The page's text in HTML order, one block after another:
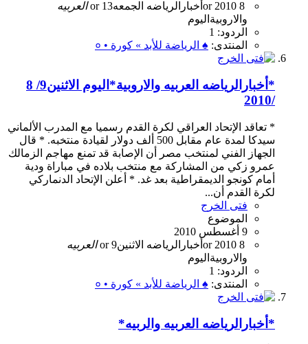
8
or 2010 أخبارالرياضه الجمعه13 or
العربيه
والاروبيةاليوم
الردود: 1
المنتدى: ♠ الرياضة للأبد » كورة • ०
*أخبارالرياضه العربيه والاروبية*اليوم الاثنين9/ 8
/2010
* تعاقد الإتحاد العراقي لكرة القدم رسميا مع المدرب الألماني
سيدكا لمدة عام مقابل 500 ألف دولار لقيادة منتخبه. * قال
الجهاز الفني لمنتخب مصر أن الإصابة قد تمنع مهاجم الزمالك
عمرو زكي من المشاركة مع منتخب بلاده في مباراة ودية
أمام كونجو الديمقراطية بعد غد. * أعلن الإتحاد الدنماركي
لكرة القدم أن...
فتى الخرج
الموضوع
9 أغسطس 2010
8
or 2010 أخبارالرياضه الاثنين9 or
العربيه
والاروبيةاليوم
الردود: 1
المنتدى: ♠ الرياضة للأبد » كورة • ०
*أخبارالرياضه العربيه والربيه*